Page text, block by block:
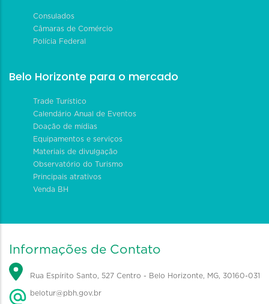
Consulados
Câmaras de Comércio
Polícia Federal
Belo Horizonte para o mercado
Trade Turístico
Calendário Anual de Eventos
Doação de mídias
Equipamentos e serviços
Materiais de divulgação
Observatório do Turismo
Principais atrativos
Venda BH
Informações de Contato
Rua Espírito Santo, 527 Centro - Belo Horizonte, MG, 30160-031
belotur@pbh.gov.br